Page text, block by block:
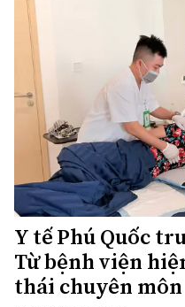
Y tế Phú Quốc
Từ bệnh viện
thái chuyên môn